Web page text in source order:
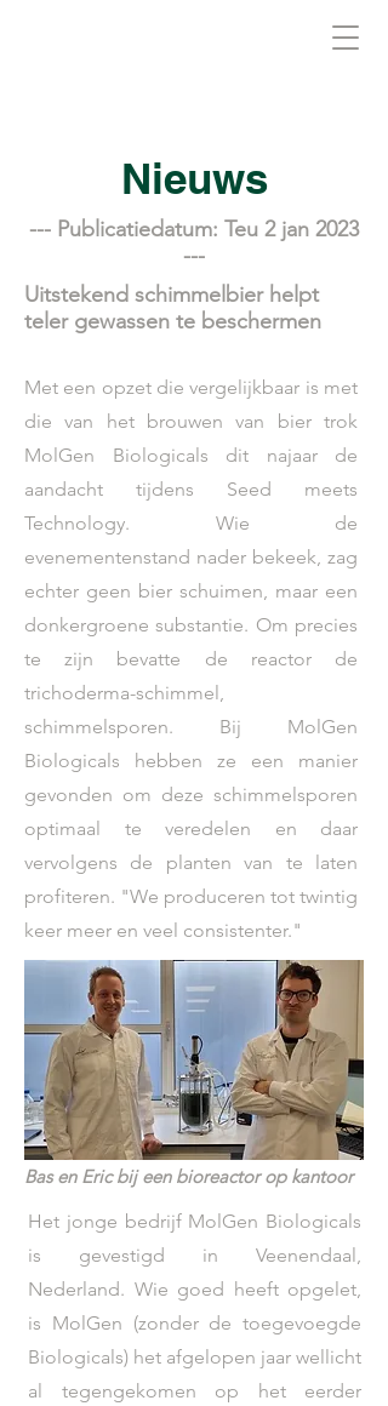
Nieuws
--- Publicatiedatum: Teu 2 jan 2023
---
Uitstekend schimmelbier helpt
teler gewassen te beschermen
Met een opzet die vergelijkbaar is met
die van het brouwen van bier trok
MolGen Biologicals dit najaar de
aandacht tijdens Seed meets
Technology. Wie de
evenementenstand nader bekeek, zag
echter geen bier schuimen, maar een
donkergroene substantie. Om precies
te zijn bevatte de reactor de
trichoderma-schimmel,
schimmelsporen. Bij MolGen
Biologicals hebben ze een manier
gevonden om deze schimmelsporen
optimaal te veredelen en daar
vervolgens de planten van te laten
profiteren. "We produceren tot twintig
keer meer en veel consistenter."
Bas en Eric bij een bioreactor op kantoor
Het jonge bedrijf MolGen Biologicals
is gevestigd in Veenendaal,
Nederland. Wie goed heeft opgelet,
is MolGen (zonder de toegevoegde
Biologicals) het afgelopen jaar wellicht
al tegengekomen op het eerder